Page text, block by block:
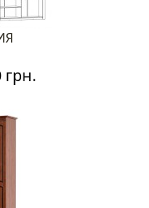
грн.